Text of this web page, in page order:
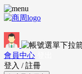
會員中心
登入 / 註冊